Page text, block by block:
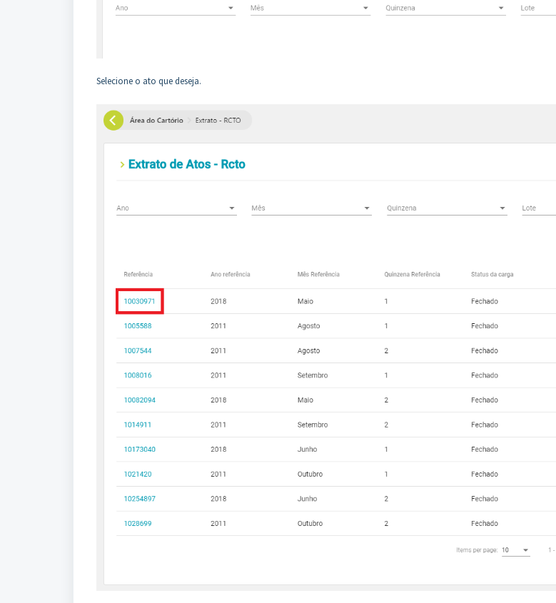
Selecione o ato que deseja.